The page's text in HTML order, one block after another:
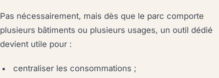
Pas nécessairement, mais dès que le parc comporte
plusieurs bâtiments ou plusieurs usages, un outil dédié
devient utile pour :
centraliser les consommations ;